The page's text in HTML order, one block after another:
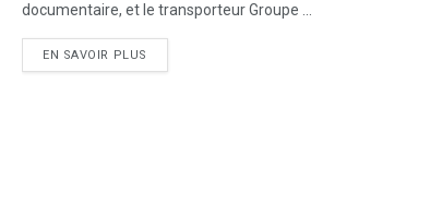
documentaire, et le transporteur Groupe ...
EN SAVOIR PLUS